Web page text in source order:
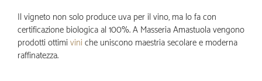
Il vigneto non solo produce uva per il vino, ma lo fa con
certificazione biologica al 100%. A Masseria Amastuola vengono
prodotti ottimi vini che uniscono maestria secolare e moderna
raffinatezza.